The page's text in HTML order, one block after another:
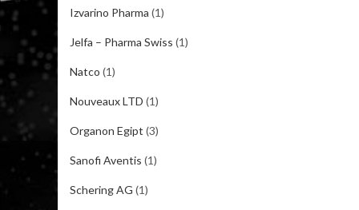
Izvarino Pharma (1)
Jelfa – Pharma Swiss (1)
Natco (1)
Nouveaux LTD (1)
Organon Egipt (3)
Sanofi Aventis (1)
Schering AG (1)